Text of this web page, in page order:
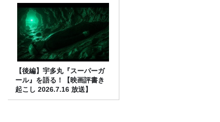
【後編】宇多丸『スーパーガ
ール』を語る！【映画評書き
起こし 2026.7.16 放送】